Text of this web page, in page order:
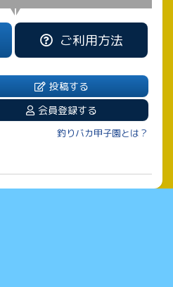
ご利用方法
投稿する
会員登録する
釣りバカ甲子園とは？